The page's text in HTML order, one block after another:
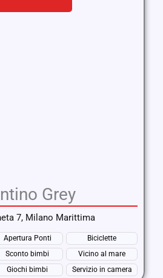
Grey
7, Milano Marittima
Apertura Ponti
Biciclette
Sconto bimbi
Vicino al mare
Giochi bimbi Servizio in camera